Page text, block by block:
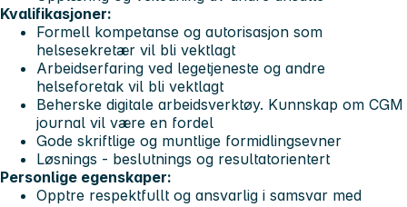
Kvalifikasjoner:
Formell kompetanse og autorisasjon som
helsesekretær vil bli vektlagt
Arbeidserfaring ved legetjeneste og andre
helseforetak vil bli vektlagt
Beherske digitale arbeidsverktøy. Kunnskap om CGM
journal vil være en fordel
Gode skriftlige og muntlige formidlingsevner
Løsnings - beslutnings og resultatorientert
Personlige egenskaper:
Opptre respektfullt og ansvarlig i samsvar med